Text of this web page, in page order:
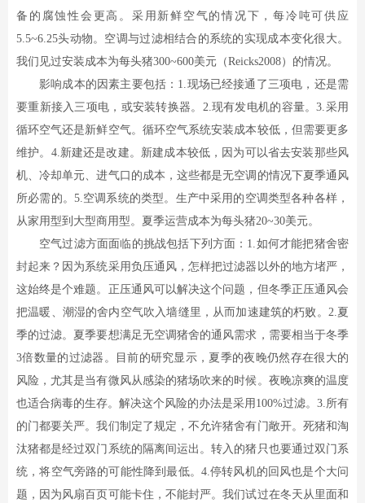
备的腐蚀性会更高。采用新鲜空气的情况下，每冷吨可供应
5.5~6.25头动物。空调与过滤相结合的系统的实现成本变化很大。
我们见过安装成本为每头猪300~600美元（Reicks2008）的情况。
影响成本的因素主要包括：1.现场已经接通了三项电，还是需
要重新接入三项电，或安装转换器。2.现有发电机的容量。3.采用
循环空气还是新鲜空气。循环空气系统安装成本较低，但需要更多
维护。4.新建还是改建。新建成本较低，因为可以省去安装那些风
机、冷却单元、进气口的成本，这些都是无空调的情况下夏季通风
所必需的。5.空调系统的类型。生产中采用的空调类型各种各样，
从家用型到大型商用型。夏季运营成本为每头猪20~30美元。
空气过滤方面面临的挑战包括下列方面：1.如何才能把猪舍密
封起来？因为系统采用负压通风，怎样把过滤器以外的地方堵严，
这始终是个难题。正压通风可以解决这个问题，但冬季正压通风会
把温暖、潮湿的舍内空气吹入墙缝里，从而加速建筑的朽败。2.夏
季的过滤。夏季要想满足无空调猪舍的通风需求，需要相当于冬季
3倍数量的过滤器。目前的研究显示，夏季的夜晚仍然存在很大的
风险，尤其是当有微风从感染的猪场吹来的时候。夜晚凉爽的温度
也适合病毒的生存。解决这个风险的办法是采用100%过滤。3.所有
的门都要关严。我们制定了规定，不允许猪舍有门敞开。死猪和淘
汰猪都是经过双门系统的隔离间运出。转入的猪只也要通过双门系
统，将空气旁路的可能性降到最低。4.停转风机的回风也是个大问
题，因为风扇百页可能卡住，不能封严。我们试过在冬天从里面和